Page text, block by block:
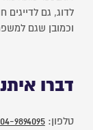
לדוג, גם
וכמובן שגם
דברו
טלפון:04-9894095